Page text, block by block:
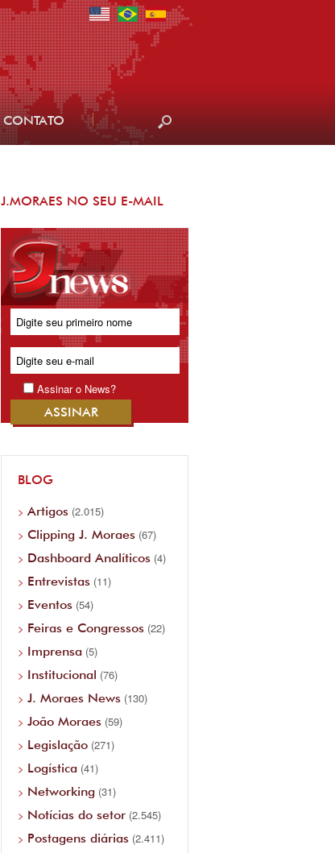
CONTATO
J.MORAES NO SEU E-MAIL
Assinar o News?
BLOG
Artigos (2.015)
Clipping J. Moraes (67)
Dashboard Analíticos (4)
Entrevistas (11)
Eventos (54)
Feiras e Congressos (22)
Imprensa (5)
Institucional (76)
J. Moraes News (130)
João Moraes (59)
Legislação (271)
Logística (41)
Networking (31)
Notícias do setor (2.545)
Postagens diárias (2.411)